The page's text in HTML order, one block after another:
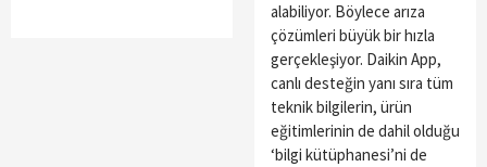
alabiliyor. Böylece arıza
çözümleri büyük bir hızla
gerçekleşiyor. Daikin App,
canlı desteğin yanı sıra tüm
teknik bilgilerin, ürün
eğitimlerinin de dahil olduğu
‘bilgi kütüphanesi’ni de